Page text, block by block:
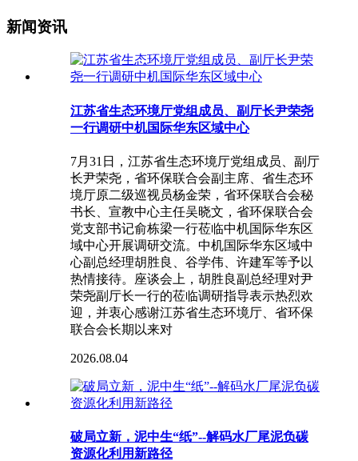
新闻资讯
江苏省生态环境厅党组成员、副厅长尹荣尧
一行调研中机国际华东区域中心
7月31日，江苏省生态环境厅党组成员、副厅
长尹荣尧，省环保联合会副主席、省生态环
境厅原二级巡视员杨金荣，省环保联合会秘
书长、宣教中心主任吴晓文，省环保联合会
党支部书记俞栋梁一行莅临中机国际华东区
域中心开展调研交流。中机国际华东区域中
心副总经理胡胜良、谷学伟、许建军等予以
热情接待。座谈会上，胡胜良副总经理对尹
荣尧副厅长一行的莅临调研指导表示热烈欢
迎，并衷心感谢江苏省生态环境厅、省环保
联合会长期以来对
2026.08.04
破局立新，泥中生“纸”--解码水厂尾泥负碳
资源化利用新路径